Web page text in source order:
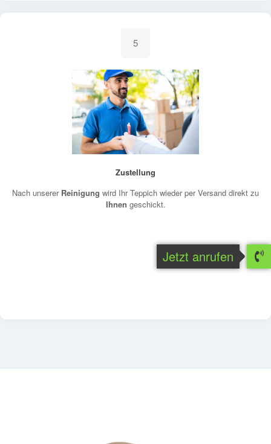
5
Zustellung
Nach unserer Reinigung wird Ihr Teppich wieder per Versand direkt zu
Ihnen geschickt.
Jetzt anrufen